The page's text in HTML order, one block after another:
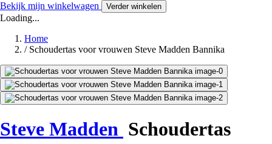
Bekijk mijn winkelwagen Verder winkelen
Loading...
Home
/ Schoudertas voor vrouwen Steve Madden Bannika
Steve Madden Schoudertas